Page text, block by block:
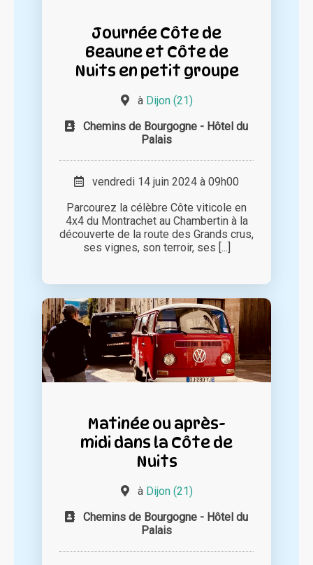
Journée Côte de
Beaune et Côte de
Nuits en petit groupe
à Dijon (21)
Chemins de Bourgogne - Hôtel du
Palais
vendredi 14 juin 2024 à 09h00
Parcourez la célèbre Côte viticole en
4x4 du Montrachet au Chambertin à la
découverte de la route des Grands crus,
ses vignes, son terroir, ses [...]
Matinée ou après-
midi dans la Côte de
Nuits
à Dijon (21)
Chemins de Bourgogne - Hôtel du
Palais